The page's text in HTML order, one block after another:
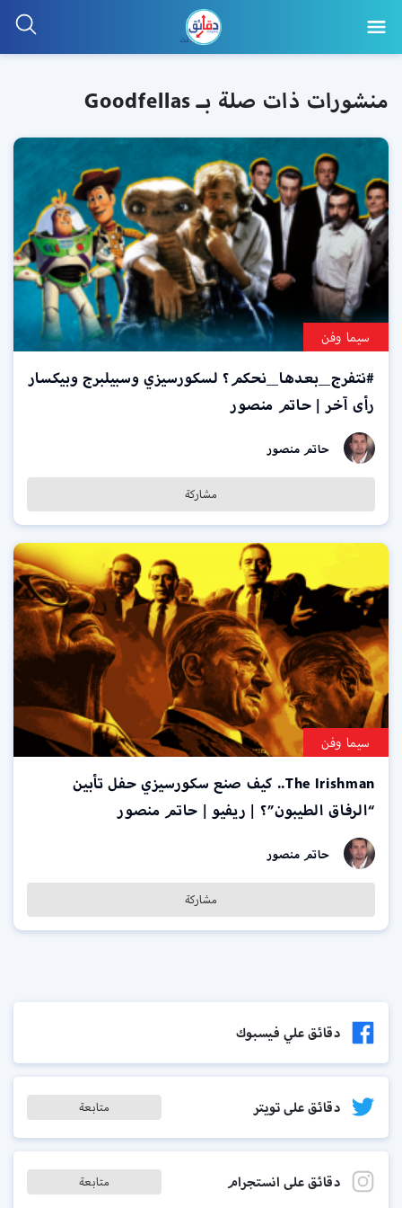
منشورات ذات صلة بـ Goodfellas
سيما وفن
#نتفرج_بعدها_نحكم؟ لسكورسيزي وسبيلبرج وبيكسار
رأى آخر | حاتم منصور
حاتم منصور
مشاركة
سيما وفن
The Irishman.. كيف صنع سكورسيزي حفل تأبين
“الرفاق الطيبون”؟ | ريفيو | حاتم منصور
حاتم منصور
مشاركة
دقائق علي فيسبوك
دقائق على تويتر متابعة
دقائق على انستجرام متابعة